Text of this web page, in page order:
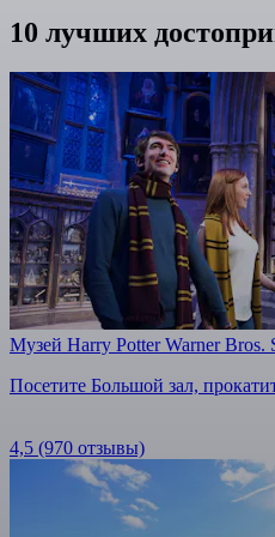
10 лучших
Музей Harry Potter Warner Bros.
Посетите Большой зал,
4,5 (970 отзывы)